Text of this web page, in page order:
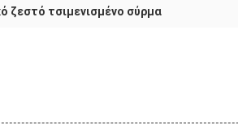
ζεστό τσιμενισμένο σύρμα